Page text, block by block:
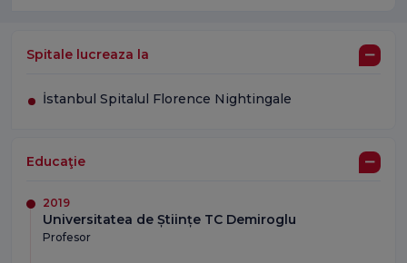
Spitale lucreaza la
İstanbul Spitalul Florence Nightingale
Educaţie
2019
Universitatea de Științe TC Demiroglu
Profesor